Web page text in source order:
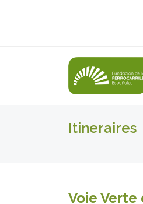
Itineraires
Voie Verte